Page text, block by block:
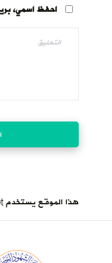
احفظ اسمي،
هذا الموقع يستخدم Akismet للحدّ من التعليقات المزعجة والغير مرغوبة.